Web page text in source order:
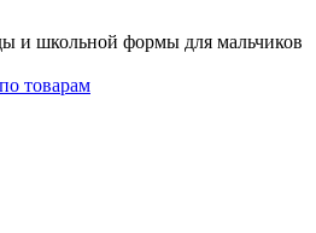
и школьной формы для мальчиков
товарам